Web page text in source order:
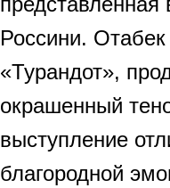
Россини.
«Турандот»,
окрашенный
выступление
благородной